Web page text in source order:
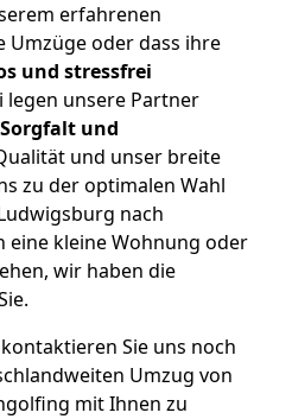
erfahrenen
oder dass ihre
und stressfrei
unsere Partner
Sorgfalt und
und unser breite
zu der optimalen Wahl
nach
eine kleine Wohnung oder
wir haben die
Sie uns noch
Umzug von
mit Ihnen zu